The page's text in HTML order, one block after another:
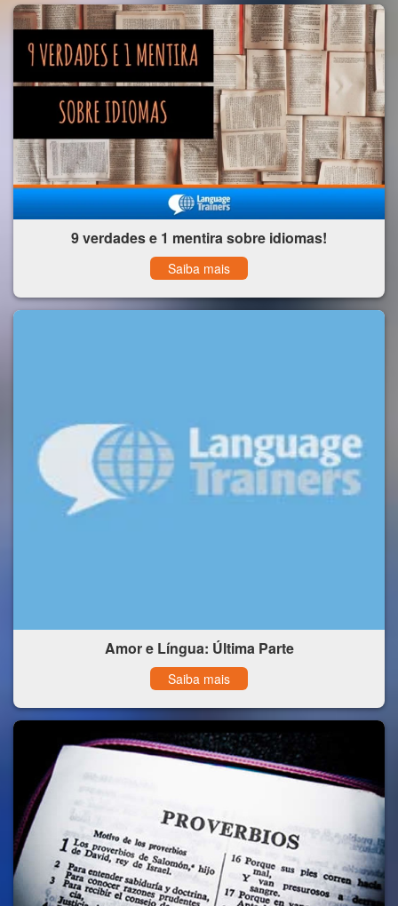
9 verdades e 1 mentira sobre idiomas!
Saiba mais
Amor e Língua: Última Parte
Saiba mais